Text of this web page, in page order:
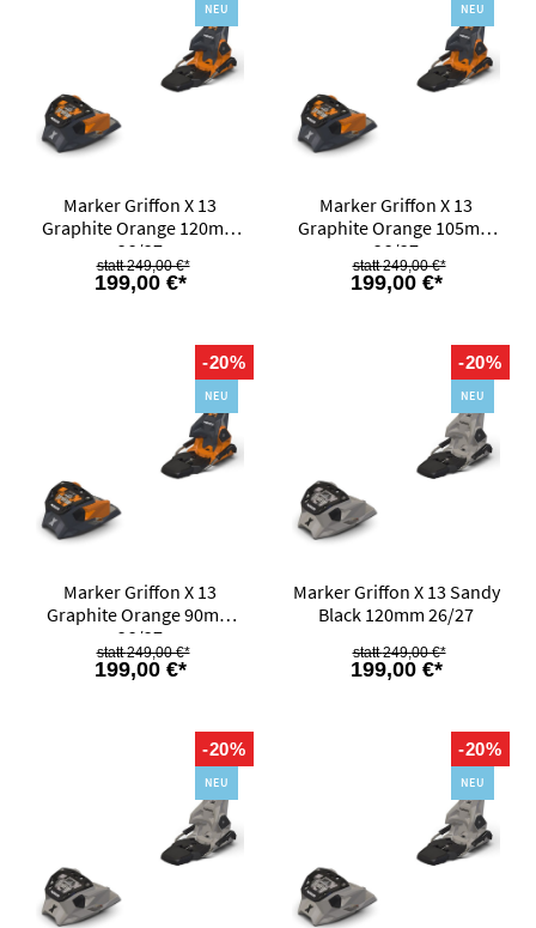
NEU
Marker Griffon X 13
Graphite Orange 120mm
26/27
199,00 €*
249,00 €*
NEU
Marker Griffon X 13
Graphite Orange 105mm
26/27
199,00 €*
249,00 €*
-20%
NEU
Marker Griffon X 13
Graphite Orange 90mm
26/27
199,00 €*
249,00 €*
-20%
NEU
Marker Griffon X 13 Sandy
Black 120mm 26/27
199,00 €*
249,00 €*
-20%
NEU
-20%
NEU